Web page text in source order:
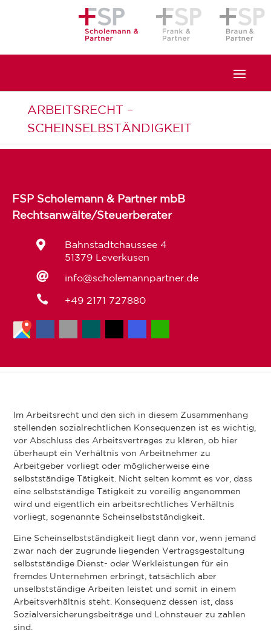
ARBEITSRECHT –
SCHEINSELBSTÄNDIGKEIT
FSP Scholemann & Partner mbB
Rechtsanwälte/Steuerberater

Bahnstadtchaussee 4
51379 Leverkusen
 info@scholemannpartner.de
 +49 2171 727880
Im Arbeitsrecht und den sich in diesem Zusammenhang
stellenden sozialrechtlichen Konsequenzen ist es wichtig,
vor Abschluss des Arbeitsvertrages zu klären, ob hier
überhaupt ein Verhältnis von Arbeitnehmer zu
Arbeitgeber vorliegt oder möglicherweise eine
selbstständige Tätigkeit. Nicht selten kommt es vor, dass
eine selbstständige Tätigkeit zu voreilig angenommen
wird und eigentlich ein arbeitsrechtliches Verhältnis
vorliegt, sogenannte Scheinselbstständigkeit.
Eine Scheinselbstständigkeit liegt dann vor, wenn jemand
zwar nach der zugrunde liegenden Vertragsgestaltung
selbstständige Dienst- oder Werkleistungen für ein
fremdes Unternehmen erbringt, tatsächlich aber
unselbstständige Arbeiten leistet und somit in einem
Arbeitsverhältnis steht. Konsequenz dessen ist, dass
Sozialversicherungsbeiträge und Lohnsteuer zu zahlen
sind.